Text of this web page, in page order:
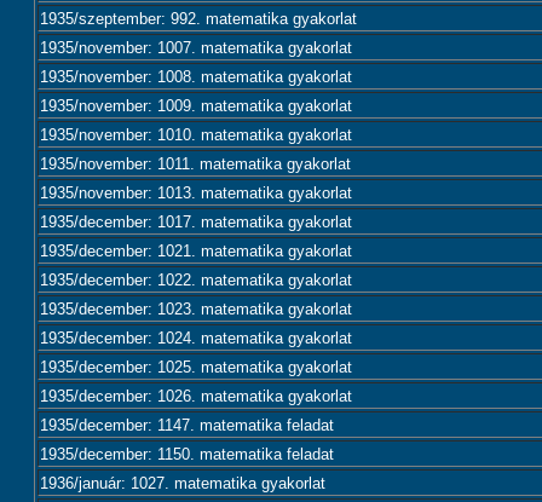
1935/szeptember: 992. matematika gyakorlat
1935/november: 1007. matematika gyakorlat
1935/november: 1008. matematika gyakorlat
1935/november: 1009. matematika gyakorlat
1935/november: 1010. matematika gyakorlat
1935/november: 1011. matematika gyakorlat
1935/november: 1013. matematika gyakorlat
1935/december: 1017. matematika gyakorlat
1935/december: 1021. matematika gyakorlat
1935/december: 1022. matematika gyakorlat
1935/december: 1023. matematika gyakorlat
1935/december: 1024. matematika gyakorlat
1935/december: 1025. matematika gyakorlat
1935/december: 1026. matematika gyakorlat
1935/december: 1147. matematika feladat
1935/december: 1150. matematika feladat
1936/január: 1027. matematika gyakorlat